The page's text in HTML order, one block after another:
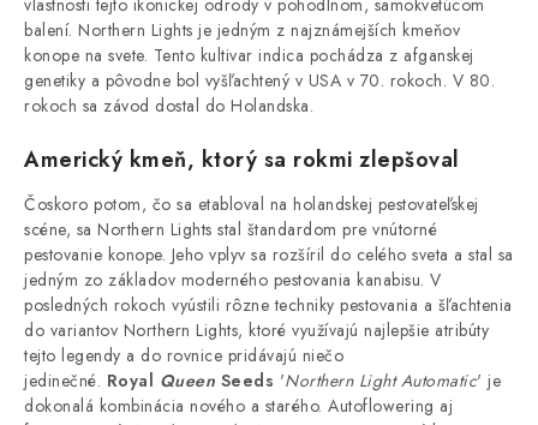
vlastnosti tejto ikonickej odrody v pohodlnom, samokvetúcom
balení. Northern Lights je jedným z najznámejších kmeňov
konope na svete. Tento kultivar indica pochádza z afganskej
genetiky a pôvodne bol vyšľachtený v USA v 70. rokoch. V 80.
rokoch sa závod dostal do Holandska.
Americký kmeň, ktorý sa rokmi zlepšoval
Čoskoro potom, čo sa etabloval na holandskej pestovateľskej
scéne, sa Northern Lights stal štandardom pre vnútorné
pestovanie konope. Jeho vplyv sa rozšíril do celého sveta a stal sa
jedným zo základov moderného pestovania kanabisu. V
posledných rokoch vyústili rôzne techniky pestovania a šľachtenia
do variantov Northern Lights, ktoré využívajú najlepšie atribúty
tejto legendy a do rovnice pridávajú niečo
jedinečné. Royal Queen Seeds 'Northern Light Automatic' je
dokonalá kombinácia nového a starého. Autoflowering aj